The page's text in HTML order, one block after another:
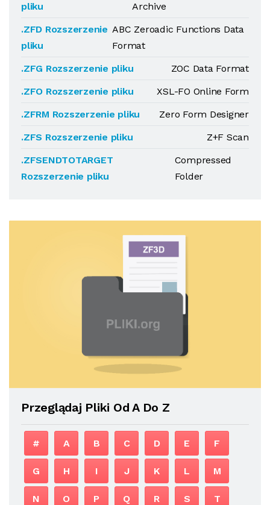
pliku
Archive
.ZFD Rozszerzenie
pliku
ABC Zeroadic Functions Data
Format
.ZFG Rozszerzenie pliku
ZOC Data Format
.ZFO Rozszerzenie pliku
XSL-FO Online Form
.ZFRM Rozszerzenie pliku
Zero Form Designer
.ZFS Rozszerzenie pliku
Z+F Scan
.ZFSENDTOTARGET
Rozszerzenie pliku
Compressed
Folder
Przeglądaj Pliki Od A Do Z
# A B C D E F
G H I J K L M
N O P Q R S T